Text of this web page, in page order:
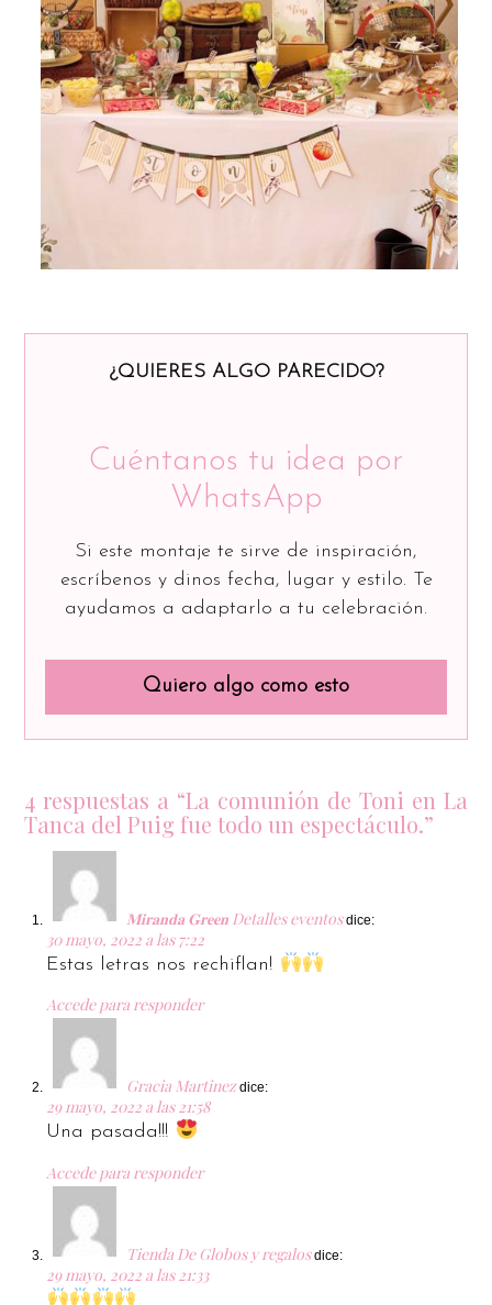
¿QUIERES ALGO PARECIDO?
Cuéntanos tu idea por
WhatsApp
Si este montaje te sirve de inspiración,
escríbenos y dinos fecha, lugar y estilo. Te
ayudamos a adaptarlo a tu celebración.
Quiero algo como esto
4 respuestas a “La comunión de Toni en La
Tanca del Puig fue todo un espectáculo.”
𝐌𝐢𝐫𝐚𝐧𝐝𝐚 𝐆𝐫𝐞𝐞𝐧 Detalles eventos dice:
30 mayo, 2022 a las 7:22
Estas letras nos rechiflan!
Accede para responder
Gracia Martinez dice:
29 mayo, 2022 a las 21:58
Una pasada!!!
Accede para responder
Tienda De Globos y regalos dice:
29 mayo, 2022 a las 21:33